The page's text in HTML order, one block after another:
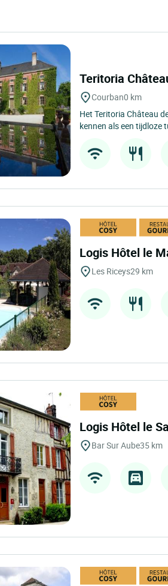
Teritoria
Courban0 km
Het Teritoria Château
kennen als een tijdloze
Logis Hôtel le
Les Riceys29 km
Logis Hôtel le
Bar Sur Aube35 km